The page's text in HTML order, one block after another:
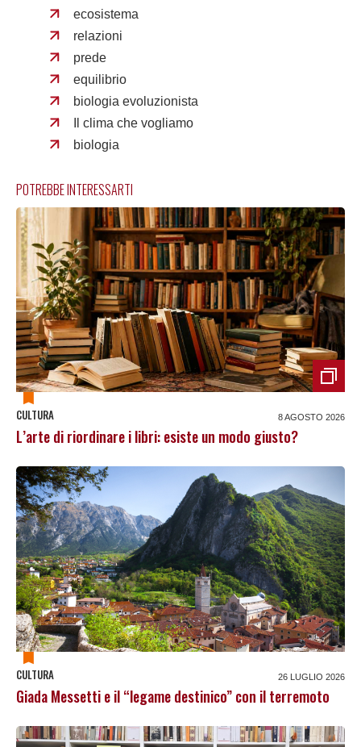
ecosistema
relazioni
prede
equilibrio
biologia evoluzionista
Il clima che vogliamo
biologia
POTREBBE INTERESSARTI
CULTURA 8 AGOSTO 2026
L’arte di riordinare i libri: esiste un modo giusto?
CULTURA 26 LUGLIO 2026
Giada Messetti e il “legame destinico” con il terremoto